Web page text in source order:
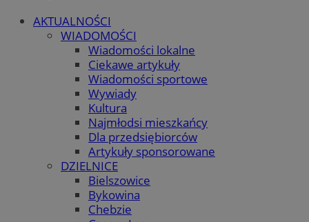
AKTUALNOŚCI
WIADOMOŚCI
Wiadomości lokalne
Ciekawe artykuły
Wiadomości sportowe
Wywiady
Kultura
Najmłodsi mieszkańcy
Dla przedsiębiorców
Artykuły sponsorowane
DZIELNICE
Bielszowice
Bykowina
Chebzie